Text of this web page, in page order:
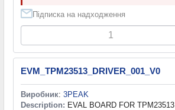
Підписка на надходження
EVM_TPM23513_DRIVER_001_V0
Виробник: 3PEAK
Description: EVAL BOARD FOR TPM23513